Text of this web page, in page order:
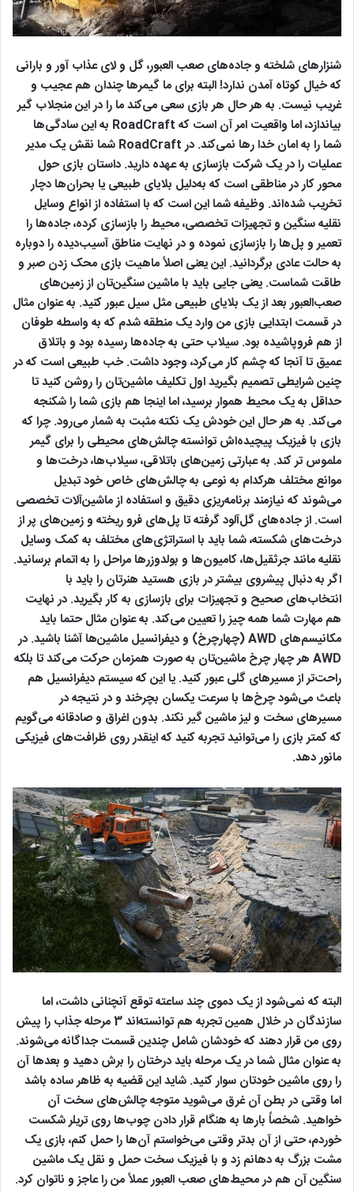
شنزارهای شلخته و جاده‌های صعب العبور، گل و لای عذاب آور و بارانی
که خیال کوتاه آمدن ندارد! البته برای ما گیمرها چندان هم عجیب و
غریب نیست. به هر حال هر بازی سعی می‌کند ما را در این منجلاب گیر
بیاندازد، اما واقعیت امر آن است که RoadCraft به این سادگی‌ها
شما را به امان خدا رها نمی‌کند. در RoadCraft شما نقش یک مدیر
عملیات را در یک شرکت بازسازی به عهده دارید. داستان بازی حول
محور کار در مناطقی است که به‌دلیل بلایای طبیعی یا بحران‌ها دچار
تخریب شده‌اند. وظیفه شما این است که با استفاده از انواع وسایل
نقلیه سنگین و تجهیزات تخصصی، محیط را بازسازی کرده، جاده‌ها را
تعمیر و پل‌ها را بازسازی نموده و در نهایت مناطق آسیب‌دیده را دوباره
به حالت عادی برگردانید. این یعنی اصلاً ماهیت بازی محک زدن صبر و
طاقت شماست. یعنی جایی باید با ماشین سنگین‌تان از زمین‌های
صعب‌العبور بعد از یک بلایای طبیعی مثل سیل عبور کنید. به عنوان مثال
در قسمت ابتدایی بازی من وارد یک منطقه شدم که به واسطه طوفان
از هم فروپاشیده بود. سیلاب حتی به جاده‌ها رسیده بود و باتلاق
عمیق تا آنجا که چشم کار می‌کرد، وجود داشت. خب طبیعی است که در
چنین شرایطی تصمیم بگیرید اول تکلیف ماشین‌تان را روشن کنید تا
حداقل به یک محیط هموار برسید، اما اینجا هم بازی شما را شکنجه
می‌کند. به هر حال این خودش یک نکته مثبت به شمار می‌رود. چرا که
بازی با فیزیک پیچیده‌اش توانسته چالش‌های محیطی را برای گیمر
ملموس تر کند. به عبارتی زمین‌های باتلاقی، سیلاب‌ها، درخت‌ها و
موانع مختلف هرکدام به نوعی به چالش‌های خاص خود تبدیل
می‌شوند که نیازمند برنامه‌ریزی دقیق و استفاده از ماشین‌آلات تخصصی
است. از جاده‌های گل‌آلود گرفته تا پل‌های فرو ریخته و زمین‌های پر از
درخت‌های شکسته، شما باید با استراتژی‌های مختلف به کمک وسایل
نقلیه مانند جرثقیل‌ها، کامیون‌ها و بولدوزرها مراحل را به اتمام برسانید.
اگر به دنبال پیشروی بیشتر در بازی هستید هنرتان را باید با
انتخاب‌های صحیح و تجهیزات برای بازسازی به کار بگیرید. در نهایت
هم مهارت شما همه چیز را تعیین می‌کند. به عنوان مثال حتما باید
مکانیسم‌های AWD (چهارچرخ) و دیفرانسیل ماشین‌ها آشنا باشید. در
AWD هر چهار چرخ ماشین‌تان به صورت همزمان حرکت می‌کند تا بلکه
راحت‌تر از مسیرهای گلی عبور کنید. یا این که سیستم دیفرانسیل‌ هم
باعث می‌شود چرخ‌ها با سرعت یکسان بچرخند و در نتیجه در
مسیرهای سخت و لیز ماشین گیر نکند. بدون اغراق و صادقانه می‌گویم
که کمتر بازی را می‌توانید تجربه کنید که اینقدر روی ظرافت‌های فیزیکی
مانور دهد.
البته که نمی‌شود از یک دموی چند ساعته توقع آنچنانی داشت، اما
سازندگان در خلال همین تجربه هم توانسته‌اند 3 مرحله جذاب را پیش
روی‌ من قرار دهند که خودشان شامل چندین قسمت جداگانه می‌شوند.
به عنوان مثال شما در یک مرحله باید درختان را برش دهید و بعدها آن
را روی ماشین خودتان سوار کنید. شاید این قضیه به ظاهر ساده باشد
اما وقتی در بطن آن غرق می‌شوید متوجه چالش‌های سخت آن
خواهید. شخصاً بارها به هنگام قرار دادن چوب‌ها روی تریلر شکست
خوردم، حتی از آن بدتر وقتی می‌خواستم آن‌ها را حمل کنم، بازی یک
مشت بزرگ به دهانم زد و با فیزیک سخت حمل و نقل یک ماشین
سنگین آن هم در محیط‌های صعب العبور عملاً من را عاجز و ناتوان کرد.